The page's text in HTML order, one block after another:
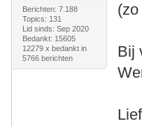
Berichten: 7.188
Topics: 131
Lid sinds: Sep 2020
Bedankt: 15605
12279 x bedankt in
5766 berichten
Bij